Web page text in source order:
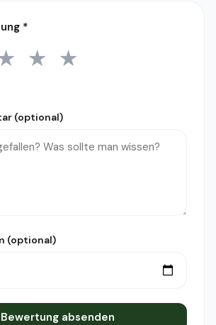
*
3 Sterne
4 Sterne
★ 5 Sterne
★
(optional)
(optional)
Bewertung absenden